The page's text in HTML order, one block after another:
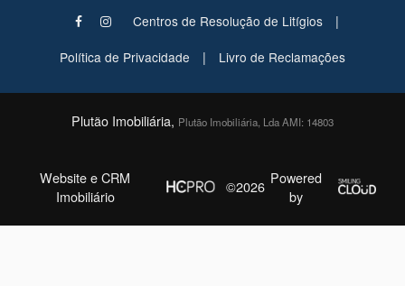
Centros de Resolução de Litígios |
Política de Privacidade | Livro de Reclamações
Plutão Imobiliária, Plutão Imobiliária, Lda AMI: 14803
Website e CRM
Imobiliário
©2026 Powered
by